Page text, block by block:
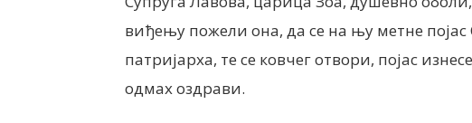
виђењу пожели она, да се на њу метне
патријарха, те се ковчег отвори, појас
одмах оздрави.